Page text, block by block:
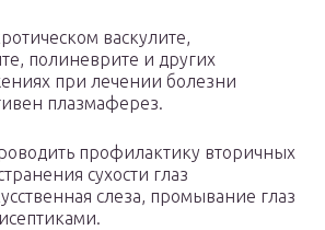
васкулите,
полиневрите и других
при лечении болезни
плазмаферез.
профилактику вторичных
сухости глаз
слеза, промывание глаз